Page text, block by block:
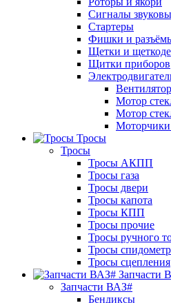
Сигналы
Стартеры
Фишки и
Щетки и
Щитки приборов
Мотор
Мотор
Тросы
Тросы
Тросы АКПП
Тросы газа
Тросы двери
Тросы капота
Тросы КПП
Тросы прочие
Тросы ручного
Тросы
Тросы сцепления
Запчасти
Запчасти ВАЗ#
Бендиксы